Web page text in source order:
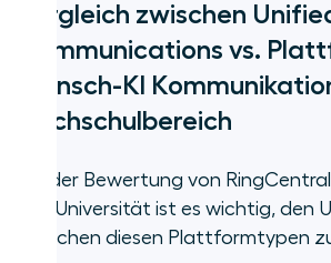
Vergleich zwischen
Communications vs.
Mensch-KI
Hochschulbereich
Bei der Bewertung von
Ihre Universität ist es wichtig, den
zwischen diesen Plattformtypen